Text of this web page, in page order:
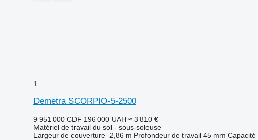
1
Demetra SCORPIO-5-2500
9 951 000 CDF 196 000 UAH ≈ 3 810 €
Matériel de travail du sol - sous-soleuse
Largeur de couverture 2,86 m Profondeur de travail 45 mm Capacité